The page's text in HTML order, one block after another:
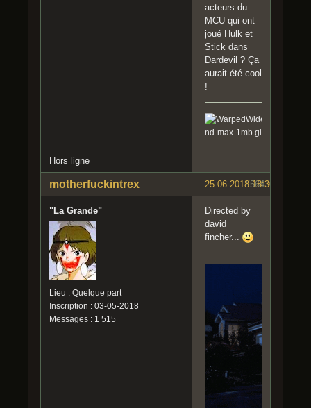
acteurs du
MCU qui ont
joué Hulk et
Stick dans
Dardevil ? Ça
aurait été cool
!
Hors ligne
#564
25-06-2018 18:30:21
motherfuckintrex
"La Grande"
Lieu : Quelque part
Inscription : 03-05-2018
Messages : 1 515
Directed by
david
fincher...